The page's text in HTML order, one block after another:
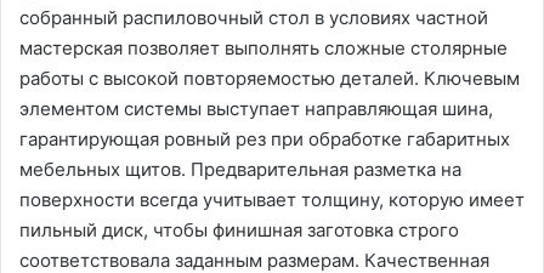
собранный распиловочный стол в условиях частной
мастерская позволяет выполнять сложные столярные
работы с высокой повторяемостью деталей. Ключевым
элементом системы выступает направляющая шина,
гарантирующая ровный рез при обработке габаритных
мебельных щитов. Предварительная разметка на
поверхности всегда учитывает толщину, которую имеет
пильный диск, чтобы финишная заготовка строго
соответствовала заданным размерам. Качественная